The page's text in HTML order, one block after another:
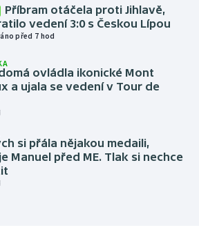
Příbram otáčela proti Jihlavě,
vedení 3:0 s Českou Lípou
před 7 hod
ovládla ikonické Mont
a ujala se vedení v Tour de
si přála nějakou medaili,
Manuel před ME. Tlak si nechce